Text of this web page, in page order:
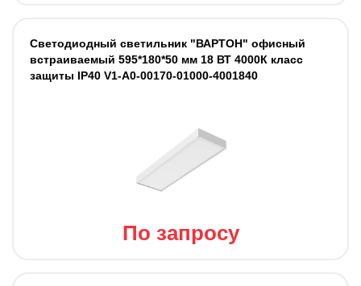
Светодиодный светильник "ВАРТОН" офисный
встраиваемый 595*180*50 мм 18 ВТ 4000К класс
защиты IP40 V1-A0-00170-01000-4001840
По запросу